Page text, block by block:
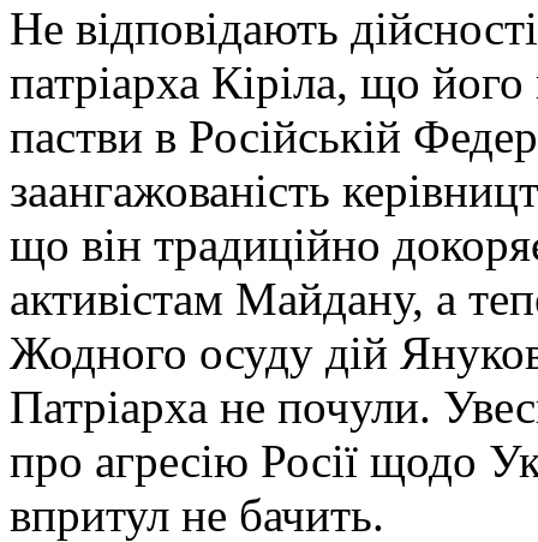
Не відповідають
патріарха Кіріла, що
пастви в Російській
заангажованість
що він традиційно
активістам Майдану, а
Жодного осуду дій
Патріарха не почули.
про агресію Росії щодо
впритул не бачить.